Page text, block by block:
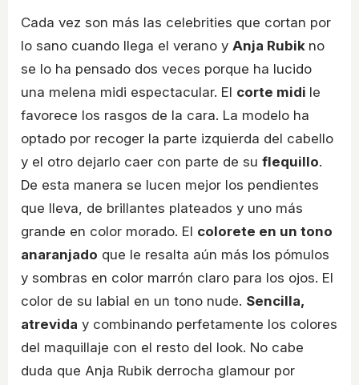
Cada vez son más las celebrities que cortan por
lo sano cuando llega el verano y Anja Rubik no
se lo ha pensado dos veces porque ha lucido
una melena midi espectacular. El corte midi le
favorece los rasgos de la cara. La modelo ha
optado por recoger la parte izquierda del cabello
y el otro dejarlo caer con parte de su flequillo.
De esta manera se lucen mejor los pendientes
que lleva, de brillantes plateados y uno más
grande en color morado. El colorete en un tono
anaranjado que le resalta aún más los pómulos
y sombras en color marrón claro para los ojos. El
color de su labial en un tono nude. Sencilla,
atrevida y combinando perfetamente los colores
del maquillaje con el resto del look. No cabe
duda que Anja Rubik derrocha glamour por